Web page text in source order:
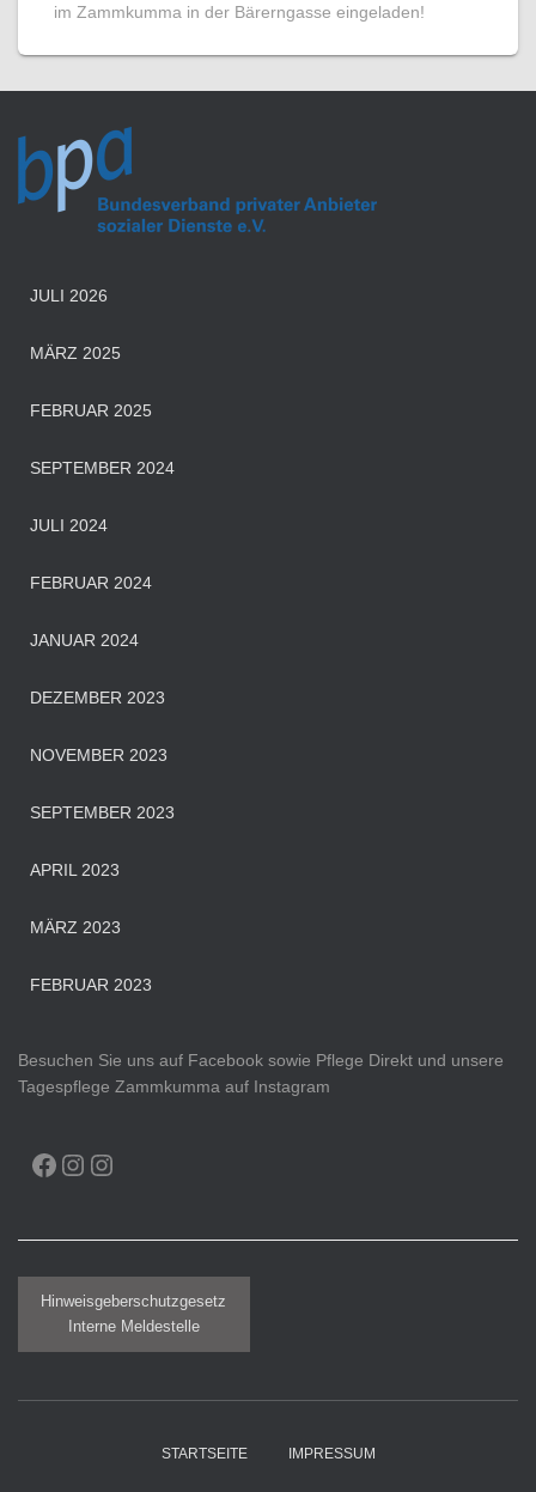
im Zammkumma in der Bärerngasse eingeladen!
JULI 2026
MÄRZ 2025
FEBRUAR 2025
SEPTEMBER 2024
JULI 2024
FEBRUAR 2024
JANUAR 2024
DEZEMBER 2023
NOVEMBER 2023
SEPTEMBER 2023
APRIL 2023
MÄRZ 2023
FEBRUAR 2023
Besuchen Sie uns auf Facebook sowie Pflege Direkt und unsere
Tagespflege Zammkumma auf Instagram
FACEBOOK INSTAGRAM
Hinweisgeberschutzgesetz
Interne Meldestelle
STARTSEITE IMPRESSUM